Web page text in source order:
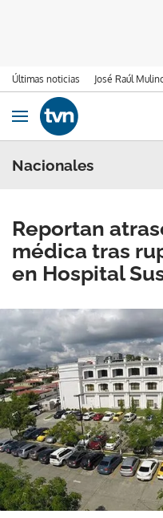
Últimas noticias José Raúl
Ir al contenido
Obrir navegació
Nacionales
Reportan
médica tras
en Hospital